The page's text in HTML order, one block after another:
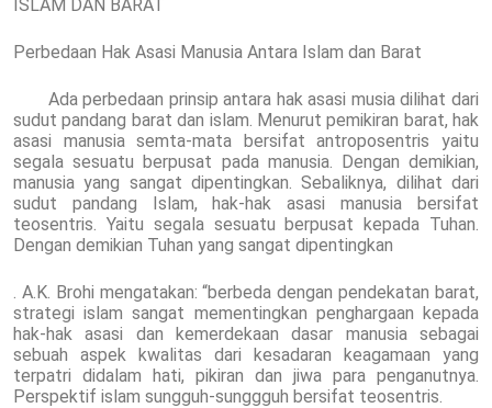
ISLAM DAN BARAT
Perbedaan Hak Asasi Manusia Antara Islam dan Barat
Ada perbedaan prinsip antara hak asasi musia dilihat dari
sudut pandang barat dan islam. Menurut pemikiran barat, hak
asasi manusia semta-mata bersifat antroposentris yaitu
segala sesuatu berpusat pada manusia. Dengan demikian,
manusia yang sangat dipentingkan. Sebaliknya, dilihat dari
sudut pandang Islam, hak-hak asasi manusia bersifat
teosentris. Yaitu segala sesuatu berpusat kepada Tuhan.
Dengan demikian Tuhan yang sangat dipentingkan
. A.K. Brohi mengatakan: “berbeda dengan pendekatan barat,
strategi islam sangat mementingkan penghargaan kepada
hak-hak asasi dan kemerdekaan dasar manusia sebagai
sebuah aspek kwalitas dari kesadaran keagamaan yang
terpatri didalam hati, pikiran dan jiwa para penganutnya.
Perspektif islam sungguh-sunggguh bersifat teosentris.